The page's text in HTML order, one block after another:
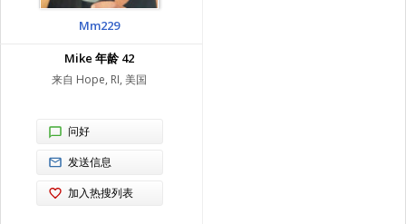
Mm229
Mike 年龄 42
来自 Hope, RI, 美国
问好
发送信息
加入热搜列表